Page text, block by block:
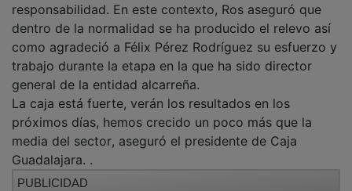
responsabilidad. En este contexto, Ros aseguró que
dentro de la normalidad se ha producido el relevo así
como agradeció a Félix Pérez Rodríguez su esfuerzo y
trabajo durante la etapa en la que ha sido director
general de la entidad alcarreña.
La caja está fuerte, verán los resultados en los
próximos días, hemos crecido un poco más que la
media del sector, aseguró el presidente de Caja
Guadalajara. .
PUBLICIDAD